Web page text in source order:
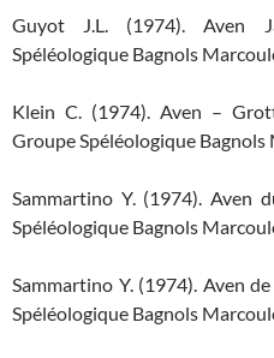
Guyot J.L. (1974). Aven
Spéléologique Bagnols
Klein C. (1974). Aven –
Groupe Spéléologique Bagnols
Sammartino Y. (1974). Aven
Spéléologique Bagnols
Sammartino Y. (1974). Aven
Spéléologique Bagnols